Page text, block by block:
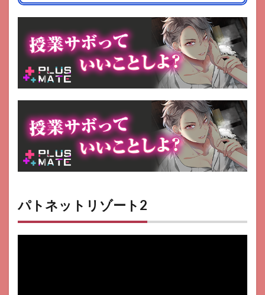
Online
13
Zynga
Poker
Rummy
パトネットリゾート2